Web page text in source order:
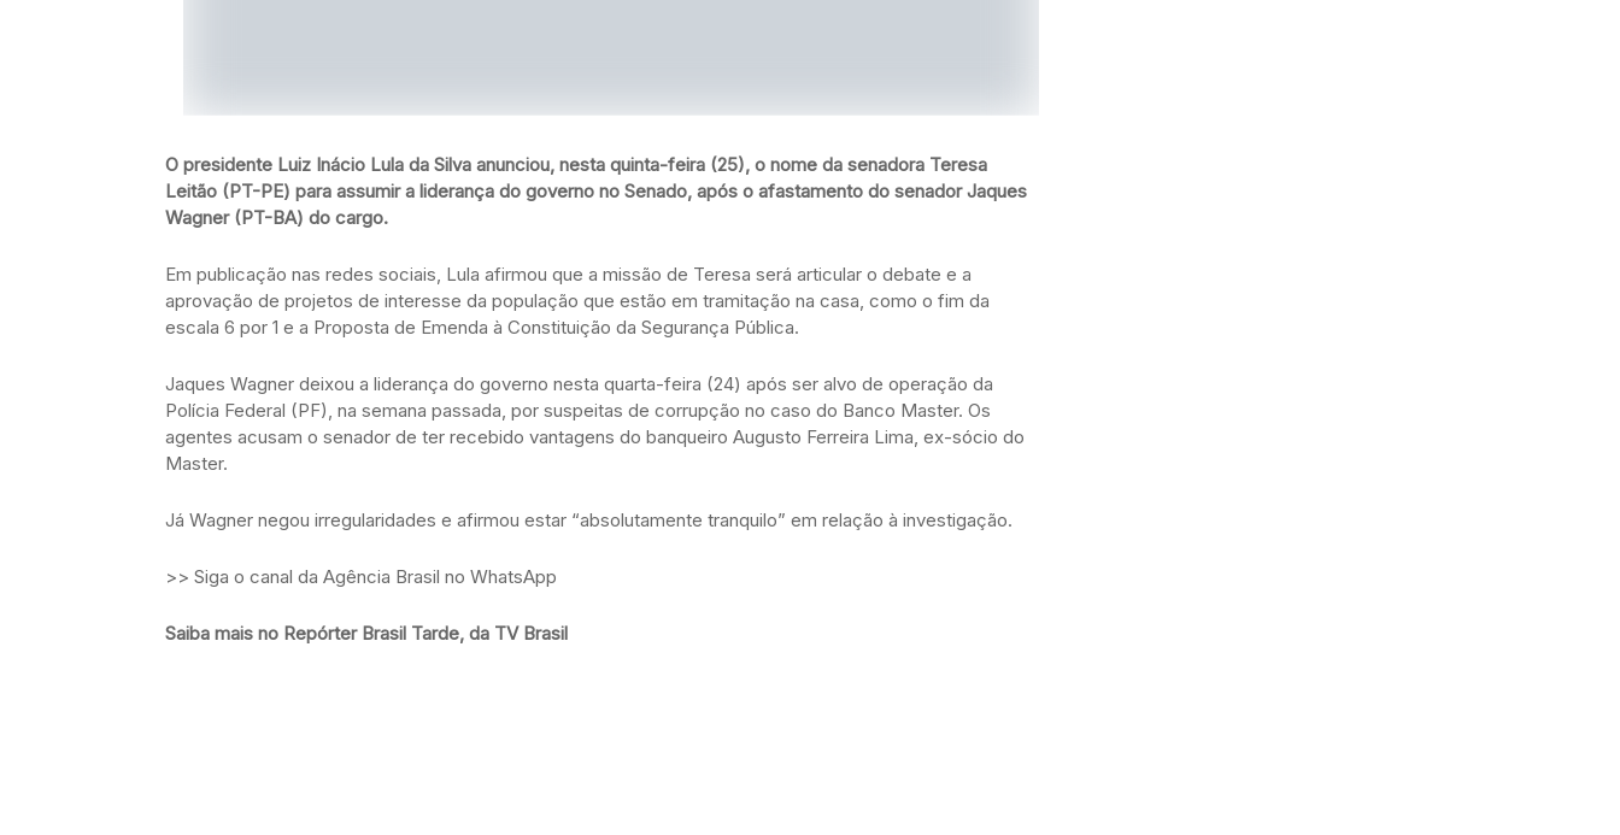
O presidente Luiz Inácio Lula da Silva anunciou, nesta quinta-feira (25), o nome da senadora Teresa
Leitão (PT-PE) para assumir a liderança do governo no Senado, após o afastamento do senador Jaques
Wagner (PT-BA) do cargo.
Em publicação nas redes sociais, Lula afirmou que a missão de Teresa será articular o debate e a
aprovação de projetos de interesse da população que estão em tramitação na casa, como o fim da
escala 6 por 1 e a Proposta de Emenda à Constituição da Segurança Pública.
Jaques Wagner deixou a liderança do governo nesta quarta-feira (24) após ser alvo de operação da
Polícia Federal (PF), na semana passada, por suspeitas de corrupção no caso do Banco Master. Os
agentes acusam o senador de ter recebido vantagens do banqueiro Augusto Ferreira Lima, ex-sócio do
Master.
Já Wagner negou irregularidades e afirmou estar “absolutamente tranquilo” em relação à investigação.
>> Siga o canal da Agência Brasil no WhatsApp
Saiba mais no Repórter Brasil Tarde, da TV Brasil